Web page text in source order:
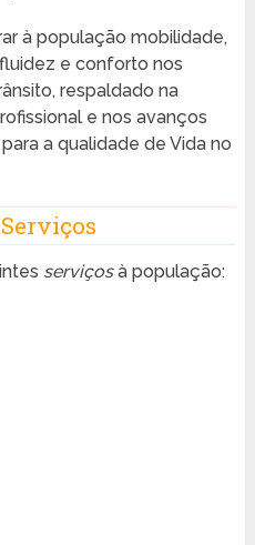
à população mobilidade,
e conforto nos
respaldado na
e nos avanços
a qualidade de Vida no
serviçosà população: